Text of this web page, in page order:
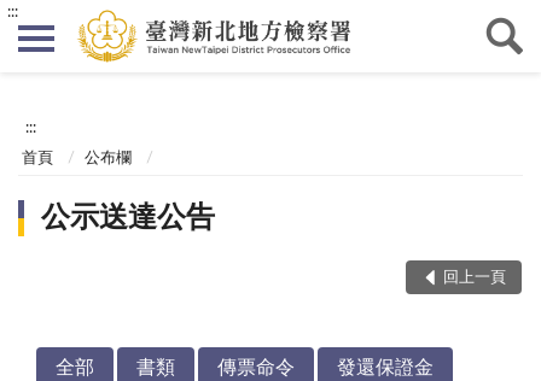
:::
:::
首頁 公布欄
公示送達公告
回上一頁
全部 書類 傳票命令 發還保證金